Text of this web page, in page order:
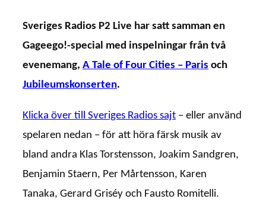
Sveriges Radios P2 Live har satt samman en
Gageego!-special med inspelningar från två
evenemang, A Tale of Four Cities – Paris och
Jubileumskonserten.
Klicka över till Sveriges Radios sajt – eller använd
spelaren nedan – för att höra färsk musik av
bland andra Klas Torstensson, Joakim Sandgren,
Benjamin Staern, Per Mårtensson, Karen
Tanaka, Gerard Griséy och Fausto Romitelli.